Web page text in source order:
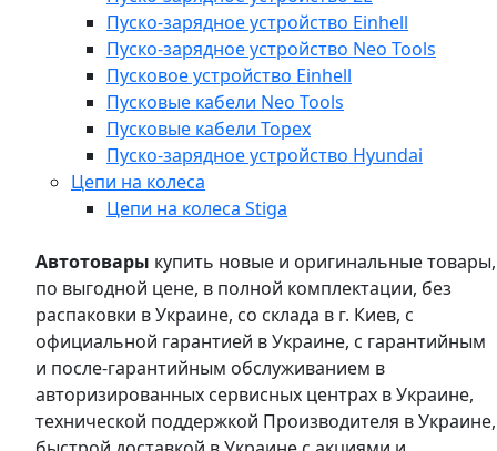
Пуско-зарядное устройство Einhell
Пуско-зарядное устройство Neo Tools
Пусковое устройство Einhell
Пусковые кабели Neo Tools
Пусковые кабели Topex
Пуско-зарядное устройство Hyundai
Цепи на колеса
Цепи на колеса Stiga
Автотовары купить новые и оригинальные товары,
по выгодной цене, в полной комплектации, без
распаковки в Украине, со склада в г. Киев, с
официальной гарантией в Украине, с гарантийным
и после-гарантийным обслуживанием в
авторизированных сервисных центрах в Украине,
технической поддержкой Производителя в Украине,